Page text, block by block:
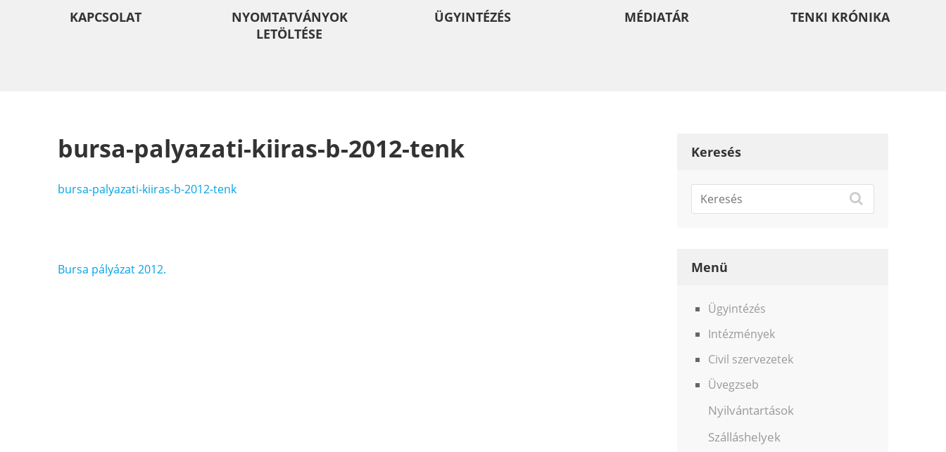
KAPCSOLAT
NYOMTATVÁNYOK
LETÖLTÉSE
ÜGYINTÉZÉS MÉDIATÁR TENKI KRÓNIKA
bursa-palyazati-kiiras-b-2012-tenk
bursa-palyazati-kiiras-b-2012-tenk
Bejegyzés
Bursa pályázat 2012.
Keresés
Menü
Ügyintézés
Intézmények
Civil szervezetek
Üvegzseb
Nyilvántartások
Szálláshelyek